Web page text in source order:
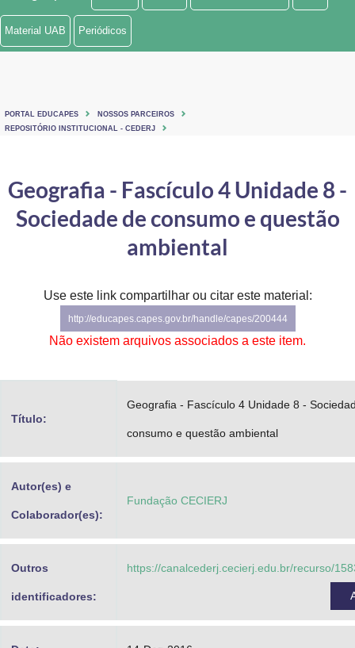
Ministério de Minas e Energia
Ministério do Turismo
Controladoria-Geral da União
Secretaria de Governo
Gabinete de Segurança Institucional
Material UAB Periódicos
PORTAL EDUCAPES
NOSSOS PARCEIROS
REPOSITÓRIO INSTITUCIONAL - CEDERJ
Geografia - Fascículo 4 Unidade 8 -
Sociedade de consumo e questão
ambiental
Use este link compartilhar ou citar este material:
http://educapes.capes.gov.br/handle/capes/200444
Não existem arquivos associados a este item.
Título:
Geografia - Fascículo 4 Unidade 8 -
consumo e questão ambiental
Autor(es) e
Colaborador(es):
Fundação CECIERJ
Outros
identificadores:
https://canalcederj.cecierj.edu.br/recurso/